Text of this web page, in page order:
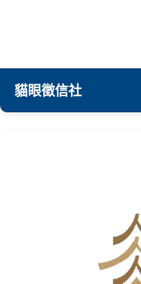
貓眼徵信社